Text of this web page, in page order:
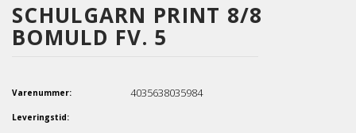
SCHULGARN PRINT 8/8
BOMULD FV. 5
Varenummer: 4035638035984
Leveringstid: